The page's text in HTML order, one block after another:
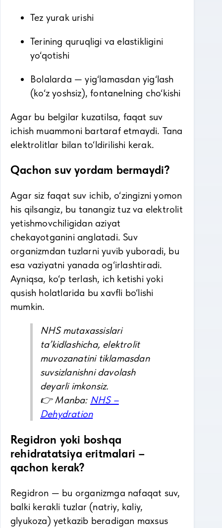
Tez yurak urishi
Terining quruqligi va elastikligini
yo‘qotishi
Bolalarda — yig‘lamasdan yig‘lash
(ko‘z yoshsiz), fontanelning cho‘kishi
Agar bu belgilar kuzatilsa, faqat suv
ichish muammoni bartaraf etmaydi. Tana
elektrolitlar bilan to‘ldirilishi kerak.
Qachon suv yordam bermaydi?
Agar siz faqat suv ichib, o‘zingizni yomon
his qilsangiz, bu tanangiz tuz va elektrolit
yetishmovchiligidan aziyat
chekayotganini anglatadi. Suv
organizmdan tuzlarni yuvib yuboradi, bu
esa vaziyatni yanada og‘irlashtiradi.
Ayniqsa, ko‘p terlash, ich ketishi yoki
qusish holatlarida bu xavfli bo‘lishi
mumkin.
NHS mutaxassislari
ta’kidlashicha, elektrolit
muvozanatini tiklamasdan
suvsizlanishni davolash
deyarli imkonsiz.
👉 Manba: NHS –
Dehydration
Regidron yoki boshqa
rehidratatsiya eritmalari –
qachon kerak?
Regidron — bu organizmga nafaqat suv,
balki kerakli tuzlar (natriy, kaliy,
glyukoza) yetkazib beradigan maxsus